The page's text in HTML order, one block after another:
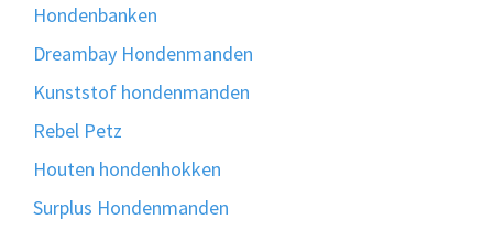
Hondenbanken
Dreambay Hondenmanden
Kunststof hondenmanden
Rebel Petz
Houten hondenhokken
Surplus Hondenmanden